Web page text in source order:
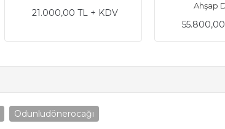
21.000,00 TL + KDV
Ahşap
Odunludönerocağı